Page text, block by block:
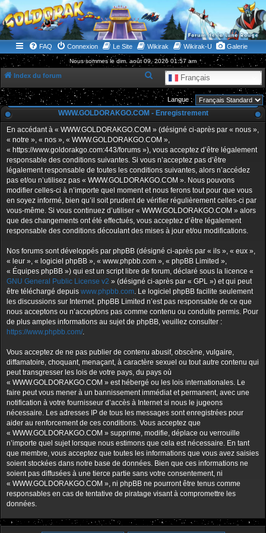
WWW.GOLDORAKGO.COM
le site de la Lune Rouge
FAQ Connexion Le Site Wikirak Wikirak-U Galerie
Nous sommes le dim. août 09, 2026 01:57 am
Index du forum Français
e
c
h
e
c
h
e
r
Langue :
WWW.GOLDORAKGO.COM - Enregistrement
En accédant à « WWW.GOLDORAKGO.COM » (désigné ci-après par « nous »,
« notre », « nos », « WWW.GOLDORAKGO.COM »,
« https://www.goldorakgo.com:443/forums »), vous acceptez d’être légalement
responsable des conditions suivantes. Si vous n’acceptez pas d’être
légalement responsable de toutes les conditions suivantes, alors n’accédez
pas et/ou n’utilisez pas « WWW.GOLDORAKGO.COM ». Nous pouvons
modifier celles-ci à n’importe quel moment et nous ferons tout pour que vous
en soyez informé, bien qu’il soit prudent de vérifier régulièrement celles-ci par
vous-même. Si vous continuez d’utiliser « WWW.GOLDORAKGO.COM » alors
que des changements ont été effectués, vous acceptez d’être légalement
responsable des conditions découlant des mises à jour et/ou modifications.
Nos forums sont développés par phpBB (désigné ci-après par « ils », « eux »,
« leur », « logiciel phpBB », « www.phpbb.com », « phpBB Limited »,
« Équipes phpBB ») qui est un script libre de forum, déclaré sous la licence «
GNU General Public License v2 » (désigné ci-après par « GPL ») et qui peut
être téléchargé depuis www.phpbb.com. Le logiciel phpBB facilite seulement
les discussions sur Internet. phpBB Limited n’est pas responsable de ce que
nous acceptons ou n’acceptons pas comme contenu ou conduite permis. Pour
de plus amples informations au sujet de phpBB, veuillez consulter :
https://www.phpbb.com/.
Vous acceptez de ne pas publier de contenu abusif, obscène, vulgaire,
diffamatoire, choquant, menaçant, à caractère sexuel ou tout autre contenu qui
peut transgresser les lois de votre pays, du pays où
« WWW.GOLDORAKGO.COM » est hébergé ou les lois internationales. Le
faire peut vous mener à un bannissement immédiat et permanent, avec une
notification à votre fournisseur d’accès à Internet si nous le jugeons
nécessaire. Les adresses IP de tous les messages sont enregistrées pour
aider au renforcement de ces conditions. Vous acceptez que
« WWW.GOLDORAKGO.COM » supprime, modifie, déplace ou verrouille
n’importe quel sujet lorsque nous estimons que cela est nécessaire. En tant
que membre, vous acceptez que toutes les informations que vous avez saisies
soient stockées dans notre base de données. Bien que ces informations ne
soient pas diffusées à une tierce partie sans votre consentement, ni
« WWW.GOLDORAKGO.COM », ni phpBB ne pourront être tenus comme
responsables en cas de tentative de piratage visant à compromettre les
données.